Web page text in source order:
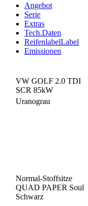
Angebot
Serie
Extras
Tech.Daten
ReifenlabelLabel
Emissionen
VW GOLF 2.0 TDI
SCR 85kW
Uranograu
Normal-Stoffsitze
QUAD PAPER Soul
Schwarz